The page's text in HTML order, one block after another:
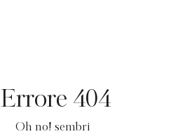
Oh no! sembri
Errore 404